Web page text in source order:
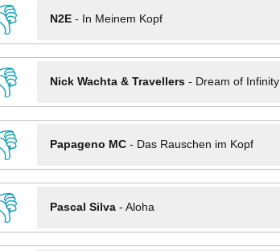
N2E- In Meinem Kopf
Nick Wachta & Travellers- Dream of Infinity
Papageno MC- Das Rauschen im Kopf
Pascal Silva- Aloha